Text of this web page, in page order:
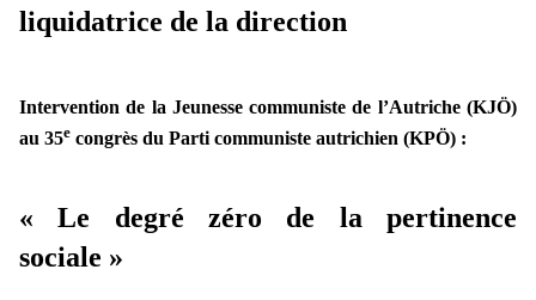
liquidatrice de la direction
Intervention de la Jeunesse communiste de l’Autriche (KJÖ)
au 35e congrès du Parti communiste autrichien (KPÖ) :
« Le degré zéro de la pertinence
sociale »